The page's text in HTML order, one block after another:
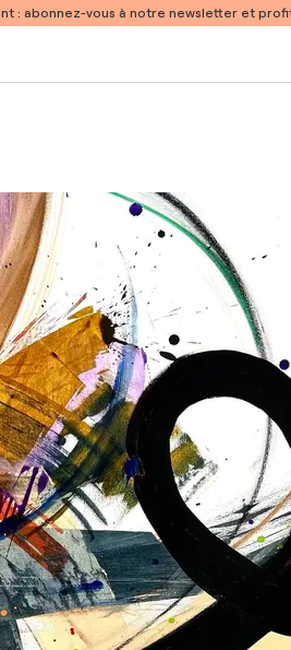
: abonnez-vous à notre newsletter et